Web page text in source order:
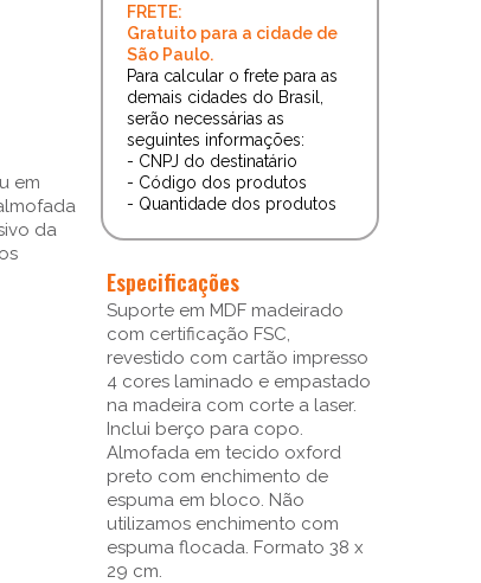
em
da
FRETE:
Gratuito para a cidade de
São Paulo.
Para calcular o frete para as
demais cidades do Brasil,
serão necessárias as
seguintes informações:
- CNPJ do destinatário
- Código dos produtos
- Quantidade dos produtos
Especificações
Suporte em MDF madeirado
com certificação FSC,
revestido com cartão impresso
4 cores laminado e empastado
na madeira com corte a laser.
Inclui berço para copo.
Almofada em tecido oxford
preto com enchimento de
espuma em bloco. Não
utilizamos enchimento com
espuma flocada. Formato 38 x
29 cm.